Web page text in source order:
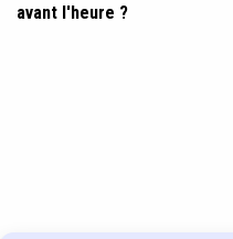
avant l'heure ?